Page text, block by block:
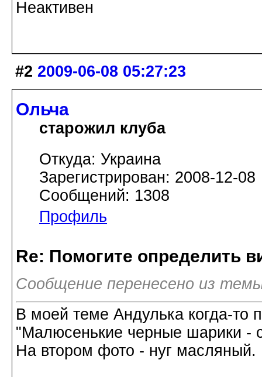
Неактивен
#2 2009-06-08 05:27:23
Ольча
старожил клуба
Откуда: Украина
Зарегистрирован: 2008-12-08
Сообщений: 1308
Профиль
Re: Помогите определить
Сообщение перенесено из
В моей теме Андулька когда-то
"Малюсенькие черные шарики -
На втором фото - нуг масляный.